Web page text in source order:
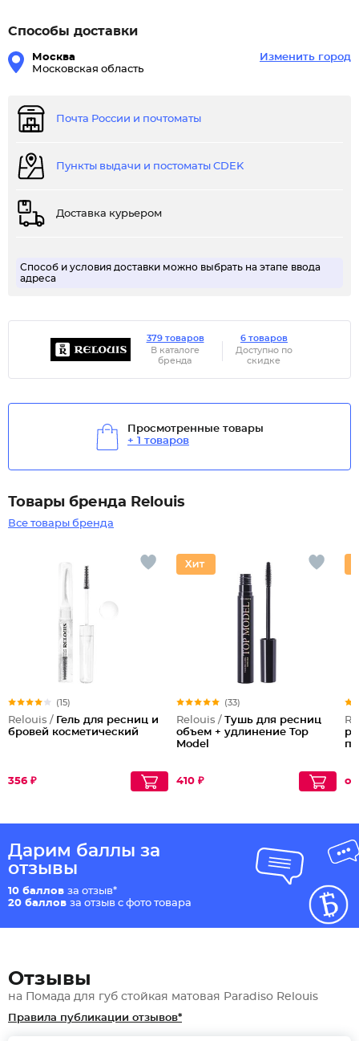
Способы доставки
Москва
Московская область
Изменить город
Почта России и почтоматы
Пункты выдачи и постоматы CDEK
Доставка курьером
Способ и условия доставки можно выбрать на этапе ввода
адреса
379 товаров
В каталоге
бренда
6 товаров
Доступно по
скидке
Просмотренные товары
+ 1 товаров
Товары бренда Relouis
Все товары бренда
(15)
Relouis / Гель для ресниц и
бровей косметический
356 ₽
(33)
Relouis / Тушь для ресниц
объем + удлинение Top
Model
410 ₽ от
Дарим баллы за
отзывы
10 баллов за отзыв*
20 баллов за отзыв с фото товара
Отзывы
на Помада для губ стойкая матовая Paradiso Relouis
Правила публикации отзывов*